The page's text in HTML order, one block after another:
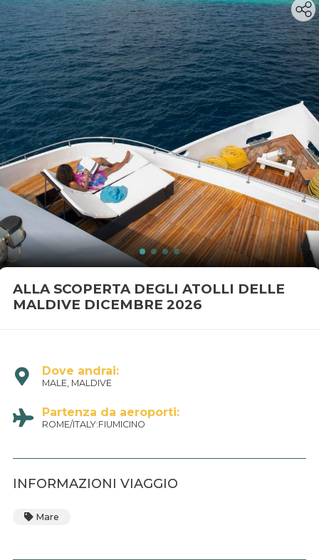
ALLA SCOPERTA DEGLI ATOLLI DELLE
MALDIVE DICEMBRE 2026
Dove andrai:
MALE, MALDIVE
Partenza da aeroporti:
ROME/ITALY:FIUMICINO
INFORMAZIONI VIAGGIO
Mare